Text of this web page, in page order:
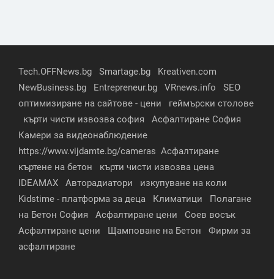
Tech.OFFNews.bg Smartage.bg
Kreativen.com
NewBusiness.bg
Entrepreneur.bg VRnews.info
SEO
оптимизиране на сайтове - цени
геймърски столове
кърти чисти извозва софия
Асфалтиране София
Камери за видеонаблюдение
https://www.vijdamte.bg/cameras Асфалтиране
къртене на бетон
кърти чисти извозва цена
IDEAMAX
Авторадиатори
изкупуване на коли
Kidstime - платформа за деца
Климатици
Полагане
на Бетон София
Асфалтиране цени
Соев восък
Асфалтиране цени
Щамповане на Бетон
Фирми за
асфалтиране